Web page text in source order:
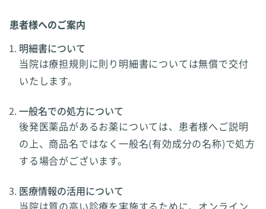
患者様へのご案内
明細書について
当院は療担規則に則り明細書については無償で交付
いたします。
一般名での処方について
後発医薬品があるお薬については、患者様へご説明
の上、商品名ではなく一般名(有効成分の名称)で処方
する場合がございます。
医療情報の活用について
当院は質の高い診療を実施するために、オンライン